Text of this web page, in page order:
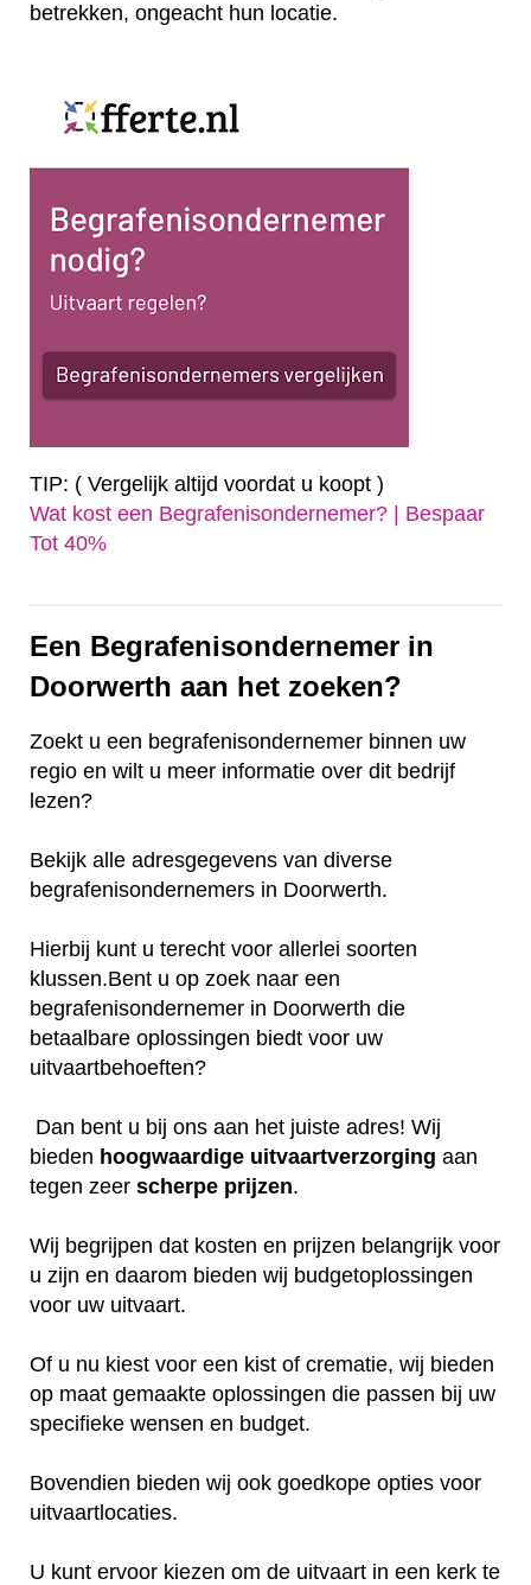
betrekken, ongeacht hun locatie.
TIP: ( Vergelijk altijd voordat u koopt )
Wat kost een Begrafenisondernemer? | Bespaar
Tot 40%‎
Een Begrafenisondernemer in
Doorwerth aan het zoeken?
Zoekt u een begrafenisondernemer binnen uw
regio en wilt u meer informatie over dit bedrijf
lezen?
Bekijk alle adresgegevens van diverse
begrafenisondernemers in Doorwerth.
Hierbij kunt u terecht voor allerlei soorten
klussen.Bent u op zoek naar een
begrafenisondernemer in Doorwerth die
betaalbare oplossingen biedt voor uw
uitvaartbehoeften?
Dan bent u bij ons aan het juiste adres! Wij
bieden hoogwaardige uitvaartverzorging aan
tegen zeer scherpe prijzen.
Wij begrijpen dat kosten en prijzen belangrijk voor
u zijn en daarom bieden wij budgetoplossingen
voor uw uitvaart.
Of u nu kiest voor een kist of crematie, wij bieden
op maat gemaakte oplossingen die passen bij uw
specifieke wensen en budget.
Bovendien bieden wij ook goedkope opties voor
uitvaartlocaties.
U kunt ervoor kiezen om de uitvaart in een kerk te